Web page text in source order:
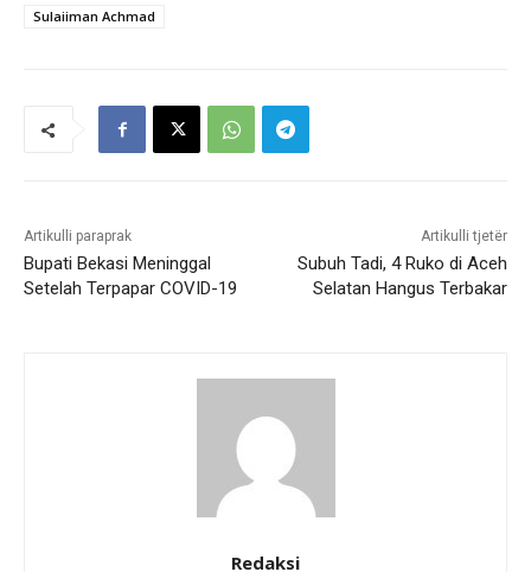
Sulaiiman Achmad
Artikulli paraprak
Bupati Bekasi Meninggal
Setelah Terpapar COVID-19
Artikulli tjetër
Subuh Tadi, 4 Ruko di Aceh
Selatan Hangus Terbakar
Redaksi